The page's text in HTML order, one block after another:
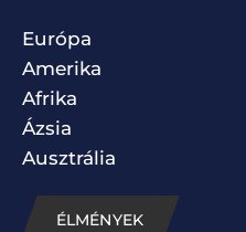
Európa
Amerika
Afrika
Ázsia
Ausztrália
ÉLMÉNYEK